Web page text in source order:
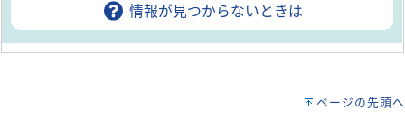
情報が見つからないときは
ページの先頭へ